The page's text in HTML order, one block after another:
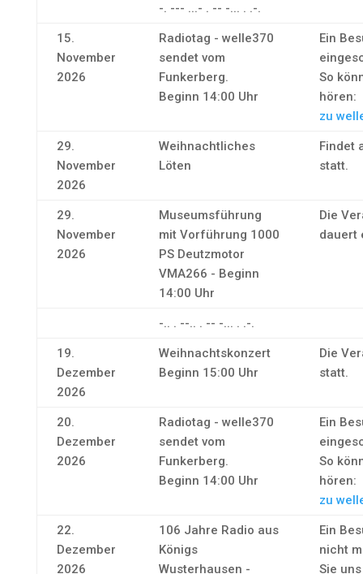
-. --- ...- . -- -... . .-.
15.
November
2026
Radiotag - welle370
sendet vom
Funkerberg.
Beginn 14:00 Uhr
Ein
So
hören:
zu
29.
November
2026
Weihnachtliches
Löten
Findet
statt.
29.
November
2026
Museumsführung
mit Vorführung 1000
PS Deutzmotor
VMA266 - Beginn
14:00 Uhr
Die
dauert
-.. . --.. . -- -... . .-.
19.
Dezember
2026
Weihnachtskonzert
Beginn 15:00 Uhr
Die
statt.
20.
Dezember
2026
Radiotag - welle370
sendet vom
Funkerberg.
Beginn 14:00 Uhr
Ein
So
hören:
zu
22.
Dezember
2026
106 Jahre Radio aus
Königs
Wusterhausen -
Ein
nicht
Sie